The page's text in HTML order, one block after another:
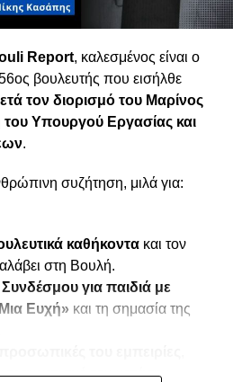
Report, καλεσμένος είναι ο
βουλευτής που εισήλθε
τον διορισμό του Μαρίνος
Υπουργού Εργασίας και
.
συζήτηση, μιλά για:
καθήκοντακαι τον
στη Βουλή.
για παιδιά με
Ευχή» και τη σημασία της
τραυματισμό του κατά την